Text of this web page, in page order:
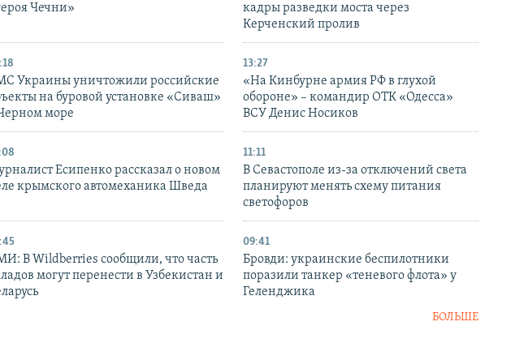
Чечни»
кадры разведки моста через
Керченский пролив
Украины уничтожили российские
на буровой установке «Сиваш»
море
13:27
«На Кинбурне армия РФ в глухой
обороне» – командир ОТК «Одесса»
ВСУ Денис Носиков
Есипенко рассказал о новом
крымского автомеханика Шведа
11:11
В Севастополе из-за отключений света
планируют менять схему питания
светофоров
В Wildberries сообщили, что часть
могут перенести в Узбекистан и
09:41
Бровди: украинские беспилотники
поразили танкер «теневого флота» у
Геленджика
БОЛЬШЕ